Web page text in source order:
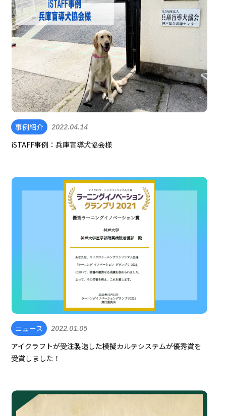
事例紹介 2022.04.14
iSTAFF事例：兵庫盲導犬協会様
ニュース 2022.01.05
アイクラフトが受注製造した模擬カルテシステムが優秀賞を
受賞しました！